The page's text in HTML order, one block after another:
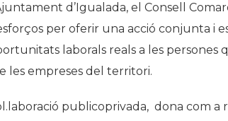
d’Igualada, el Consell
esforços per oferir una acció conjunta
laborals reals a les persones
les empreses del territori.
publicoprivada, dona com a